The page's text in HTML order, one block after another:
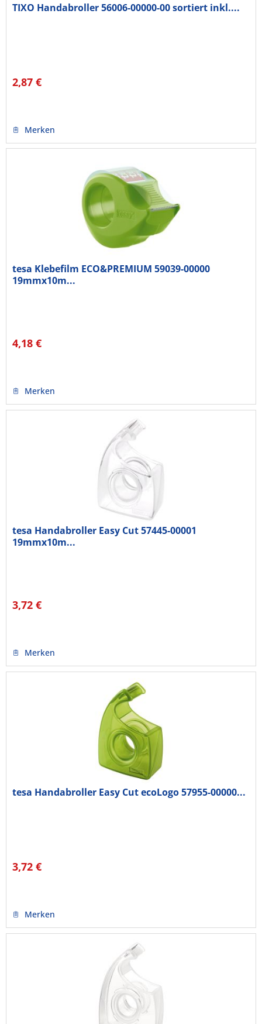
TIXO Handabroller 56006-00000-00 sortiert inkl....
2,87 €
Merken
tesa Klebefilm ECO&PREMIUM 59039-00000
19mmx10m...
4,18 €
Merken
tesa Handabroller Easy Cut 57445-00001
19mmx10m...
3,72 €
Merken
tesa Handabroller Easy Cut ecoLogo 57955-00000...
3,72 €
Merken